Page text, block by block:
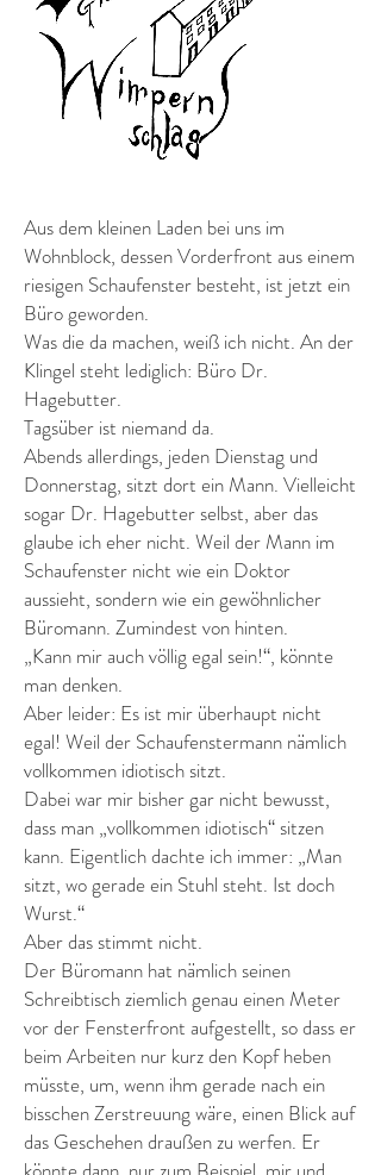
Aus dem kleinen Laden bei uns im
Wohnblock, dessen Vorderfront aus einem
riesigen Schaufenster besteht, ist jetzt ein
Büro geworden.
Was die da machen, weiß ich nicht. An der
Klingel steht lediglich: Büro Dr.
Hagebutter.
Tagsüber ist niemand da.
Abends allerdings, jeden Dienstag und
Donnerstag, sitzt dort ein Mann. Vielleicht
sogar Dr. Hagebutter selbst, aber das
glaube ich eher nicht. Weil der Mann im
Schaufenster nicht wie ein Doktor
aussieht, sondern wie ein gewöhnlicher
Büromann. Zumindest von hinten.
„Kann mir auch völlig egal sein!“, könnte
man denken.
Aber leider: Es ist mir überhaupt nicht
egal! Weil der Schaufenstermann nämlich
vollkommen idiotisch sitzt.
Dabei war mir bisher gar nicht bewusst,
dass man „vollkommen idiotisch“ sitzen
kann. Eigentlich dachte ich immer: „Man
sitzt, wo gerade ein Stuhl steht. Ist doch
Wurst.“
Aber das stimmt nicht.
Der Büromann hat nämlich seinen
Schreibtisch ziemlich genau einen Meter
vor der Fensterfront aufgestellt, so dass er
beim Arbeiten nur kurz den Kopf heben
müsste, um, wenn ihm gerade nach ein
bisschen Zerstreuung wäre, einen Blick auf
das Geschehen draußen zu werfen. Er